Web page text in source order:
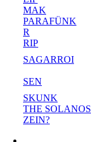
MAK
PARAFÜNK
R
RIP
SAGARROI
SEN
SKUNK
THE SOLANOS
ZEIN?